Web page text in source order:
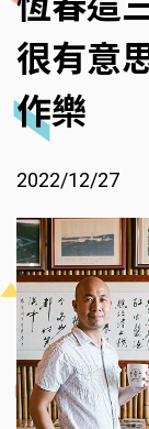
很有意
作樂
2022/12/27